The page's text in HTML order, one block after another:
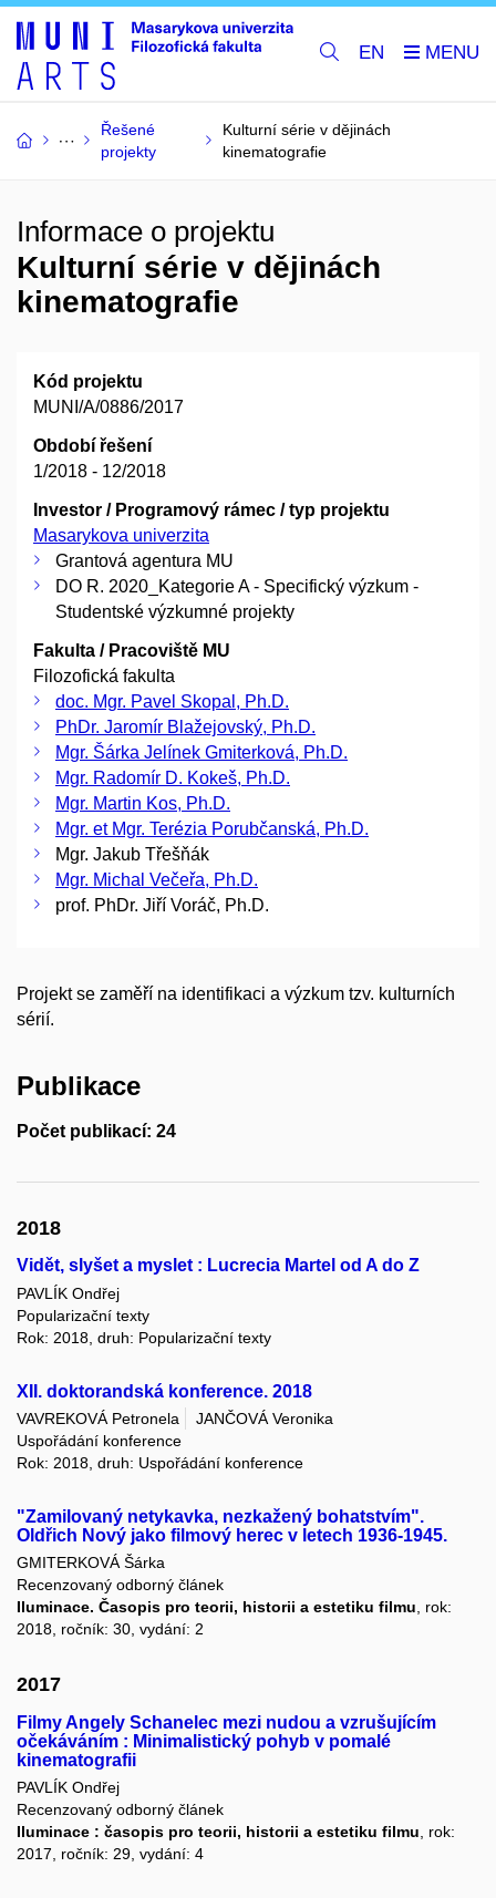
EN
Řešené
projekty
Kulturní série v dějinách
kinematografie
Informace o projektu
Kulturní série v dějinách
kinematografie
Kód projektu
MUNI/A/0886/2017
Období řešení
1/2018 - 12/2018
Investor / Programový rámec / typ projektu
Masarykova univerzita
Grantová agentura MU
DO R. 2020_Kategorie A - Specifický výzkum -
Studentské výzkumné projekty
Fakulta / Pracoviště MU
Filozofická fakulta
doc. Mgr. Pavel Skopal, Ph.D.
PhDr. Jaromír Blažejovský, Ph.D.
Mgr. Šárka Jelínek Gmiterková, Ph.D.
Mgr. Radomír D. Kokeš, Ph.D.
Mgr. Martin Kos, Ph.D.
Mgr. et Mgr. Terézia Porubčanská, Ph.D.
Mgr. Jakub Třešňák
Mgr. Michal Večeřa, Ph.D.
prof. PhDr. Jiří Voráč, Ph.D.
Projekt se zaměří na identifikaci a výzkum tzv. kulturních
sérií.
Publikace
Počet publikací: 24
2018
Vidět, slyšet a myslet : Lucrecia Martel od A do Z
PAVLÍK Ondřej
Popularizační texty
Rok: 2018, druh: Popularizační texty
XII. doktorandská konference. 2018
VAVREKOVÁ Petronela
JANČOVÁ Veronika
Uspořádání konference
Rok: 2018, druh: Uspořádání konference
"Zamilovaný netykavka, nezkažený bohatstvím".
Oldřich Nový jako filmový herec v letech 1936-1945.
GMITERKOVÁ Šárka
Recenzovaný odborný článek
Iluminace. Časopis pro teorii, historii a estetiku filmu, rok:
2018, ročník: 30, vydání: 2
2017
Filmy Angely Schanelec mezi nudou a vzrušujícím
očekáváním : Minimalistický pohyb v pomalé
kinematografii
PAVLÍK Ondřej
Recenzovaný odborný článek
Iluminace : časopis pro teorii, historii a estetiku filmu , rok:
2017, ročník: 29, vydání: 4